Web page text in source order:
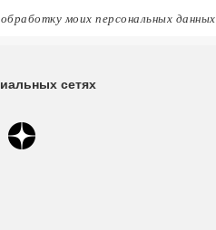
моих персональных данных
сетях